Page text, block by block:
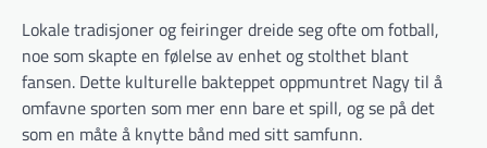
Lokale tradisjoner og feiringer dreide seg ofte om fotball,
noe som skapte en følelse av enhet og stolthet blant
fansen. Dette kulturelle bakteppet oppmuntret Nagy til å
omfavne sporten som mer enn bare et spill, og se på det
som en måte å knytte bånd med sitt samfunn.